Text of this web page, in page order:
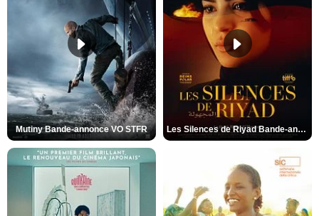
Mutiny Bande-annonce VO STFR Les Silences de Riyad Bande-annonce VO STFR